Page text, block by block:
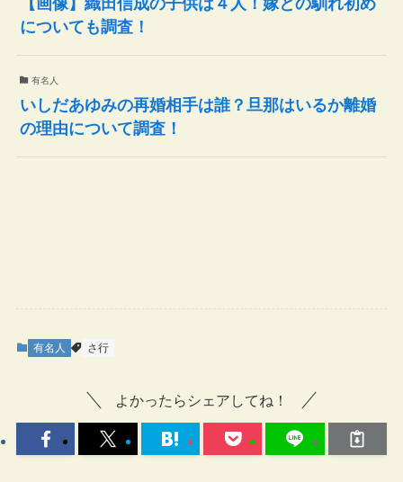
【画像】織田信成の子供は４人！嫁との馴れ初め
についても調査！
有名人
いしだあゆみの再婚相手は誰？旦那はいるか離婚
の理由について調査！
有名人 さ行
よかったらシェアしてね！